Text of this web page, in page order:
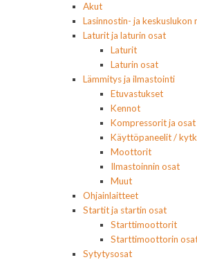
Akut
Lasinnostin- ja
Laturit ja laturin osat
Laturit
Laturin osat
Lämmitys ja ilmastointi
Etuvastukset
Kennot
Kompressorit ja osat
Käyttöpaneelit /
Moottorit
Ilmastoinnin osat
Muut
Ohjainlaitteet
Startit ja startin osat
Starttimoottorit
Starttimoottorin
Sytytysosat